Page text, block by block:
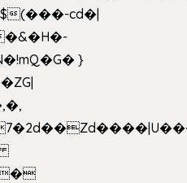
(���-cd�|
�&�H�-
}